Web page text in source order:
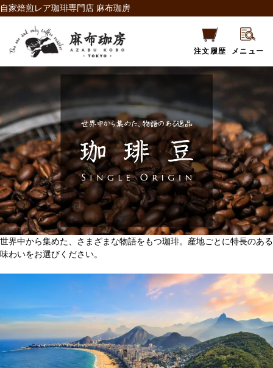
自家焙煎レア珈琲専門店 麻布珈房
注文履歴 メニュー
世界中から集めた、さまざまな物語をもつ珈琲。産地ごとに特長のある
味わいをお選びください。